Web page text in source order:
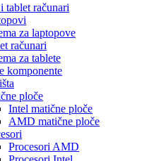
tablet računari
za laptopove
računari
za tablete
komponente
ploče
Intel matične ploče
AMD matične ploče
Procesori AMD